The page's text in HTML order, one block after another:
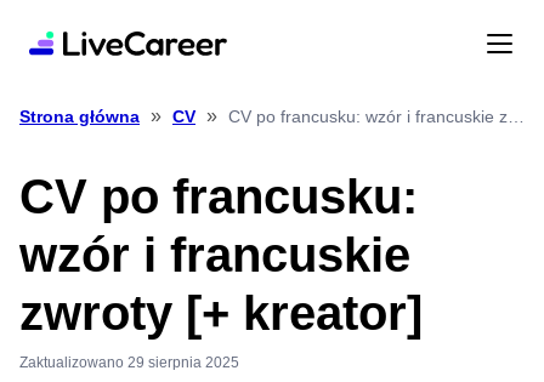
Strona główna » CV »
CV po francusku:
wzór i francuskie
zwroty [+ kreator]
Zaktualizowano 29 sierpnia 2025